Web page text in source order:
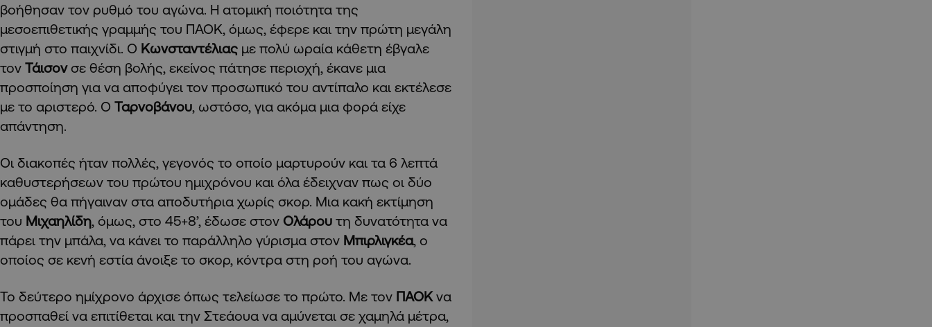
βοήθησαν τον ρυθμό του αγώνα. Η ατομική ποιότητα της
μεσοεπιθετικής γραμμής του ΠΑΟΚ, όμως, έφερε και την πρώτη μεγάλη
στιγμή στο παιχνίδι. Ο Κωνσταντέλιας με πολύ ωραία κάθετη έβγαλε
τον Τάισον σε θέση βολής, εκείνος πάτησε περιοχή, έκανε μια
προσποίηση για να αποφύγει τον προσωπικό του αντίπαλο και εκτέλεσε
με το αριστερό. Ο Ταρνοβάνου, ωστόσο, για ακόμα μια φορά είχε
απάντηση.
Οι διακοπές ήταν πολλές, γεγονός το οποίο μαρτυρούν και τα 6 λεπτά
καθυστερήσεων του πρώτου ημιχρόνου και όλα έδειχναν πως οι δύο
ομάδες θα πήγαιναν στα αποδυτήρια χωρίς σκορ. Μια κακή εκτίμηση
του Μιχαηλίδη, όμως, στο 45+8’, έδωσε στον Ολάρου τη δυνατότητα να
πάρει την μπάλα, να κάνει το παράλληλο γύρισμα στον Μπιρλιγκέα, ο
οποίος σε κενή εστία άνοιξε το σκορ, κόντρα στη ροή του αγώνα.
Το δεύτερο ημίχρονο άρχισε όπως τελείωσε το πρώτο. Με τον ΠΑΟΚνα
προσπαθεί να επιτίθεται και την Στεάουα να αμύνεται σε χαμηλά μέτρα,